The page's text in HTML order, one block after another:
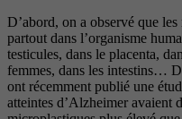
D’abord, on a observé que
partout dans l’organisme
testicules, dans le placenta,
femmes, dans les intestins…
ont récemment publié une
atteintes d’Alzheimer avaient